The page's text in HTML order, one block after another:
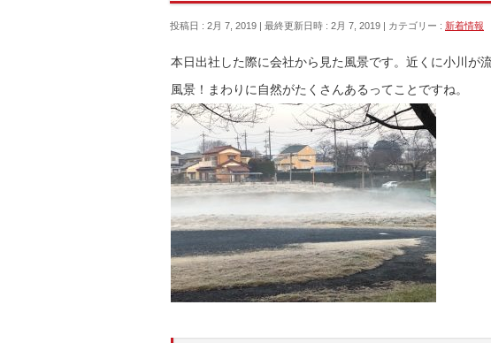
投稿日 : 2月 7, 2019 最終更新日時 : 2月 7, 2019 カテゴリー : 新着情報
本日出社した際に会社から見た風景です。近くに小川が
風景！まわりに自然がたくさんあるってことですね。